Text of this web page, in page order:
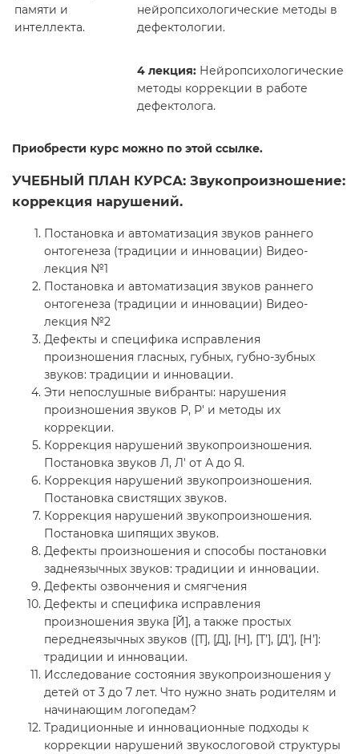
памяти и
интеллекта.
нейропсихологические методы в
дефектологии.
4 лекция: Нейропсихологические
методы коррекции в работе
дефектолога.
Приобрести курс можно по этой ссылке.
УЧЕБНЫЙ ПЛАН КУРСА: Звукопроизношение:
коррекция нарушений.
Постановка и автоматизация звуков раннего
онтогенеза (традиции и инновации) Видео-
лекция №1
Постановка и автоматизация звуков раннего
онтогенеза (традиции и инновации) Видео-
лекция №2
Дефекты и специфика исправления
произношения гласных, губных, губно-зубных
звуков: традиции и инновации.
Эти непослушные вибранты: нарушения
произношения звуков Р, Р' и методы их
коррекции.
Коррекция нарушений звукопроизношения.
Постановка звуков Л, Л' от А до Я.
Коррекция нарушений звукопроизношения.
Постановка свистящих звуков.
Коррекция нарушений звукопроизношения.
Постановка шипящих звуков.
Дефекты произношения и способы постановки
заднеязычных звуков: традиции и инновации.
Дефекты озвончения и смягчения
Дефекты и специфика исправления
произношения звука [Й], а также простых
переднеязычных звуков ([Т], [Д], [Н], [Т’], [Д’], [Н’]:
традиции и инновации.
Исследование состояния звукопроизношения у
детей от 3 до 7 лет. Что нужно знать родителям и
начинающим логопедам?
Традиционные и инновационные подходы к
коррекции нарушений звукослоговой структуры